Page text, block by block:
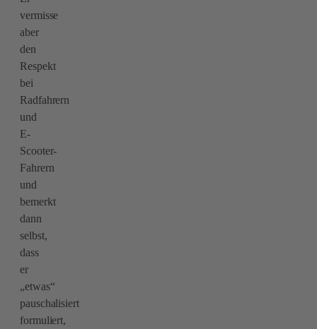
vermisse
aber
den
Respekt
bei
Radfahrern
und
E-
Scooter-
Fahrern
und
bemerkt
dann
selbst,
dass
er
„etwas“
pauschalisiert
formuliert,